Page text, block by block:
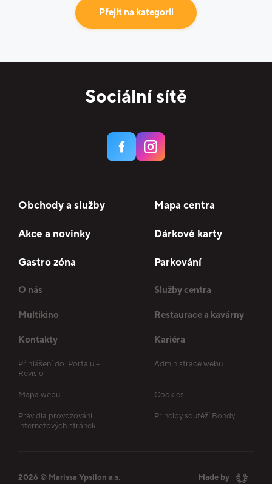
Přejít na kategorii
Sociální sítě
Obchody a služby Mapa centra
Akce a novinky Dárkové karty
Gastro zóna Parkování
O nás Služby centra
Multikino Restaurace a kavárny
Kontakty Kariéra
Přihlášení do iPortalu –
Revisio
Administrace webu
Mapa webu Cookies
Pravidla provozování
internetových stránek
Principy soutěží Bondy
2026 © Marissa Ypsilon a.s. Made by